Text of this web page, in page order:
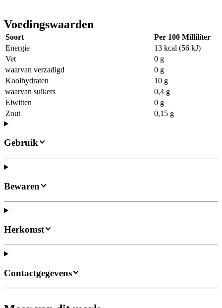
Voedingswaarden
Soort
Per 100 Milliliter
Energie
13 kcal (56 kJ)
Vet
0 g
waarvan verzadigd
0 g
Koolhydraten
10 g
waarvan suikers
0,4 g
Eiwitten
0 g
Zout
0,15 g
Gebruik
Bewaren
Herkomst
Contactgegevens